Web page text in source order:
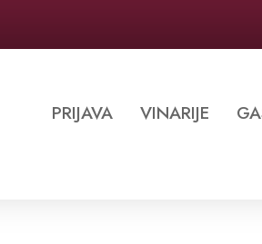
PRIJAVA VINARIJE